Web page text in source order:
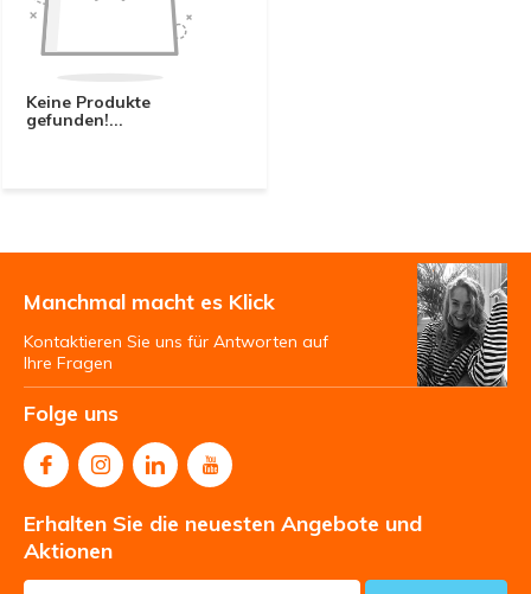
Keine Produkte
gefunden!...
Manchmal macht es Klick
Kontaktieren Sie uns für Antworten auf
Ihre Fragen
Folge uns
Erhalten Sie die neuesten Angebote und
Aktionen